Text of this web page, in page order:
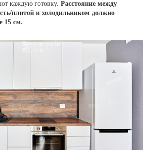
каждую готовку. Расстояние между
плитой и холодильником должно
15 см.